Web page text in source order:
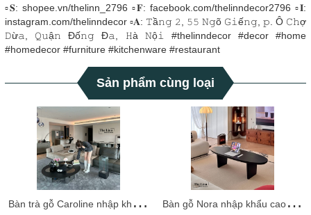
▫𝐒: shopee.vn/thelinn_2796 ▫𝐅: facebook.com/thelinndecor2796 ▫𝐈:
instagram.com/thelinndecor ▫️𝐀: 𝚃ầ𝚗𝚐 𝟸, 𝟻𝟻 𝙽𝚐õ 𝙶𝚒ế𝚗𝚐, 𝚙. Ô 𝙲𝚑ợ
𝙳ừ𝚊, 𝚀𝚞ậ𝚗 Đố𝚗𝚐 Đ𝚊, 𝙷à 𝙽ộ𝚒 #thelinndecor #decor #home
#homedecor #furniture #kitchenware #restaurant
Sản phẩm cùng loại
B
àn trà gỗ Caroline nhập khẩu cao cấp / Caroline Table B
àn gỗ Nora nhập khẩu cao cấp / Nora Table